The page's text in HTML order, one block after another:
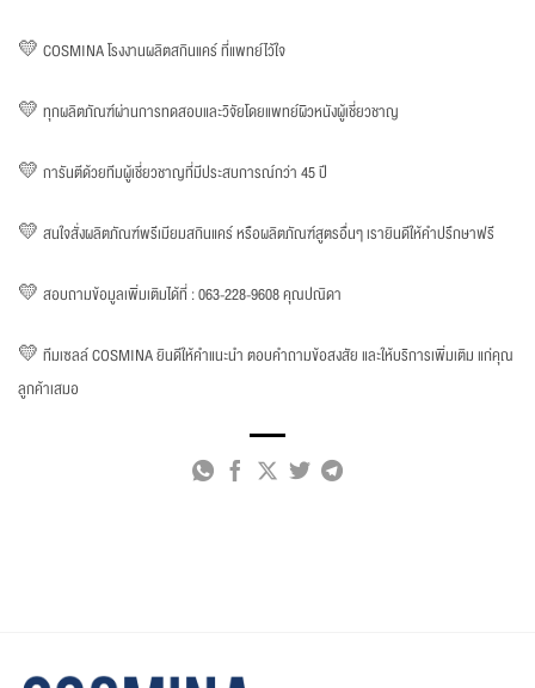
💛 COSMINA โรงงานผลิตสกินแคร์ ที่แพทย์ไว้ใจ
💛 ทุกผลิตภัณฑ์ผ่านการทดสอบและวิจัยโดยแพทย์ผิวหนังผู้เชี่ยวชาญ
💛 การันตีด้วยทีมผู้เชี่ยวชาญที่มีประสบการณ์กว่า 45 ปี
💛 สนใจสั่งผลิตภัณฑ์พรีเมียมสกินแคร์ หรือผลิตภัณฑ์สูตรอื่นๆ เรายินดีให้คำปรึกษาฟรี
💛 สอบถามข้อมูลเพิ่มเติมได้ที่ : 063-228-9608 คุณปณิดา
💛 ทีมเซลล์ COSMINA ยินดีให้คำแนะนำ ตอบคำถามข้อสงสัย และให้บริการเพิ่มเติม แก่คุณ
ลูกค้าเสมอ